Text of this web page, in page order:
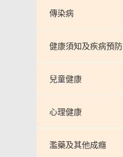
傳染病
健康須知及疾病預防
兒童健康
心理健康
濫藥及其他成癮